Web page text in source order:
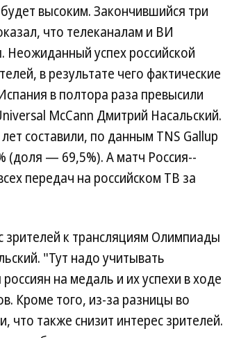
высоким. Закончившийся три
что телеканалам и ВИ
успех российской
в результате чего фактические
в полтора раза превысили
McCann Дмитрий Насальский.
составили, по данным TNS Gallup
(доля — 69,5%). А матч Россия--
передач на российском ТВ за
зрителей к трансляциям Олимпиады
"Тут надо учитывать
на медаль и их успехи в ходе
Кроме того, из-за разницы во
что также снизит интерес зрителей.